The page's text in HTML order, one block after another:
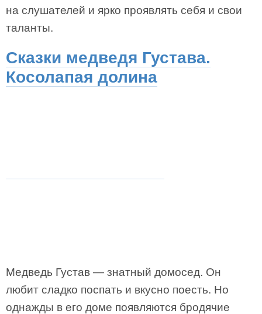
на слушателей и ярко проявлять себя и свои
таланты.
Сказки медведя Густава.
Косолапая долина
Медведь Густав — знатный домосед. Он
любит сладко поспать и вкусно поесть. Но
однажды в его доме появляются бродячие